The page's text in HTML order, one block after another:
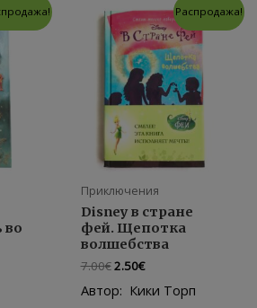
во
Распродажа!
Приключения
Disney в стране
фей. Щепотка
волшебства
7.00€Первоначальная
составляла
2.50€Текущая
2.50€.
Автор: Кики Торп